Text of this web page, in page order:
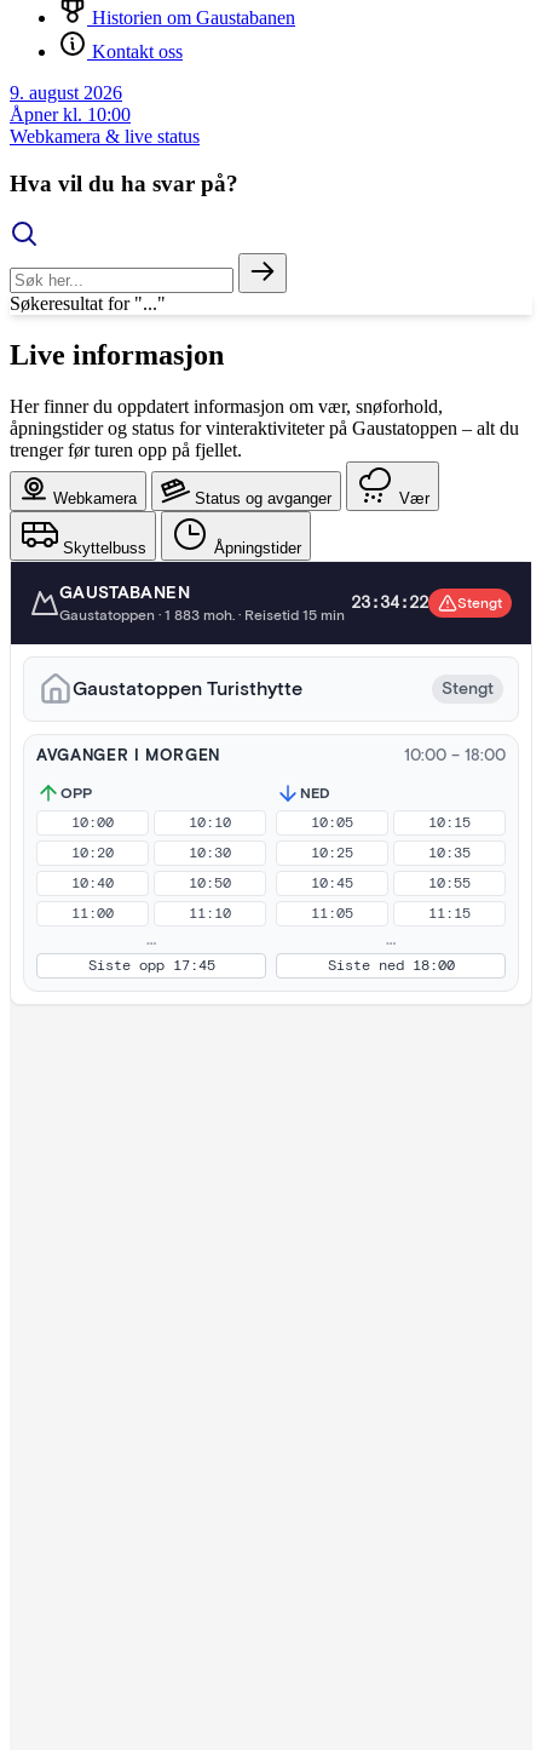
Historien om Gaustabanen
Kontakt oss
9. august 2026
Åpner kl. 10:00
Webkamera & live status
Hva vil du ha svar på?
Søkeresultat for "..."
Live informasjon
Her finner du oppdatert informasjon om vær, snøforhold,
åpningstider og status for vinteraktiviteter på Gaustatoppen – alt du
trenger før turen opp på fjellet.
Webkamera Status og avganger Vær
Skyttelbuss Åpningstider